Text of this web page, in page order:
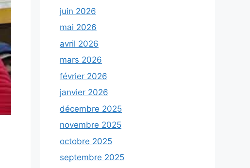
juin 2026
mai 2026
avril 2026
mars 2026
février 2026
janvier 2026
décembre 2025
novembre 2025
octobre 2025
septembre 2025